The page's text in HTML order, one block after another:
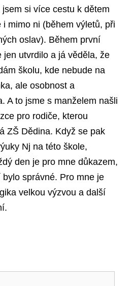
si více cestu k dětem
i mimo ni (během výletů, při
oslav). Během první
jen utvrdilo a já věděla, že
školu, kde nebude na
ale osobnost a
A to jsme s manželem našli
pro rodiče, kterou
ZŠ Dědina. Když se pak
Nj na této škole,
den je pro mne důkazem,
správné. Pro mne je
velkou výzvou a další